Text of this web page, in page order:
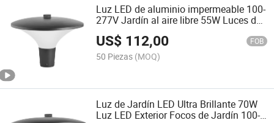
Luz LED de aluminio impermeable 100-
277V Jardín al aire libre 55W Luces de
jardines con precio de mayorista
US$ 112,00 FOB
50 Piezas (MOQ)
Luz de Jardín LED Ultra Brillante 70W
Luz LED Exterior Focos de Jardín 100-